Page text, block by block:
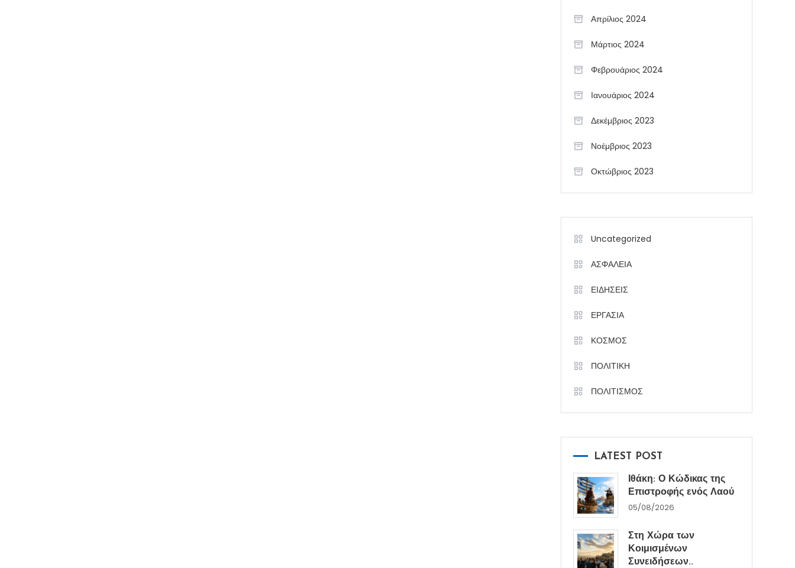
Απρίλιος 2024
Μάρτιος 2024
Φεβρουάριος 2024
Ιανουάριος 2024
Δεκέμβριος 2023
Νοέμβριος 2023
Οκτώβριος 2023
Uncategorized
ΑΣΦΑΛΕΙΑ
ΕΙΔΗΣΕΙΣ
ΕΡΓΑΣΙΑ
ΚΟΣΜΟΣ
ΠΟΛΙΤΙΚΗ
ΠΟΛΙΤΙΣΜΟΣ
LATEST POST
Ιθάκη: Ο Κώδικας της
Επιστροφής ενός Λαού
05/08/2026
Στη Χώρα των
Κοιμισμένων
Συνειδήσεων..